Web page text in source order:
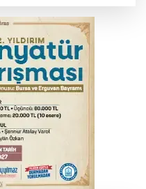
Özel'den
döviz fiyatları
altın fiyatları...